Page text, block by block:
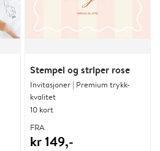
Stempel og striper rose
Invitasjoner | Premium trykk-
kvalitet
10 kort
FRA
kr 149,-